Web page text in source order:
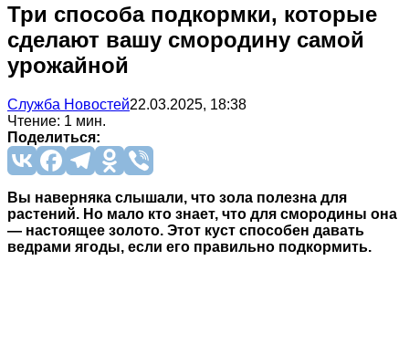
Три способа подкормки, которые
сделают вашу смородину самой
урожайной
Служба Новостей22.03.2025, 18:38
Чтение: 1 мин.
Поделиться:
Вы наверняка слышали, что зола полезна для
растений. Но мало кто знает, что для смородины она
— настоящее золото. Этот куст способен давать
ведрами ягоды, если его правильно подкормить.